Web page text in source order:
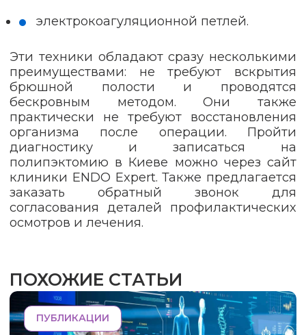
электрокоагуляционной петлей.
Эти техники обладают сразу несколькими
преимуществами: не требуют вскрытия
брюшной полости и проводятся
бескровным методом. Они также
практически не требуют восстановления
организма после операции. Пройти
диагностику и записаться на
полипэктомию в Киеве можно через сайт
клиники ENDO Expert. Также предлагается
заказать обратный звонок для
согласования деталей профилактических
осмотров и лечения.
ПОХОЖИЕ СТАТЬИ
ПУБЛИКАЦИИ